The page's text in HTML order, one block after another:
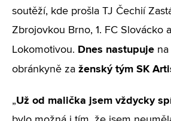
soutěží, kde prošla TJ Čechií
Zbrojovkou Brno, 1. FC Slovácko
Lokomotivou. Dnes nastupuje
obránkyně za ženský tým SK
„Už od malička jsem vždycky